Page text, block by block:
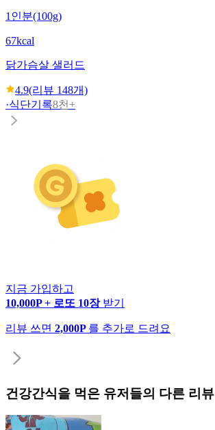
1인분(100g)
67kcal
닭가슴살 샐러드
4.9(리뷰 148개)
·식단기록8천+
지금 가입하고
10,000P + 로또 10장 받기
리뷰 쓰면 2,000P 를 추가로 드려요
건강간식을 먹은 유저들의 다른 리뷰